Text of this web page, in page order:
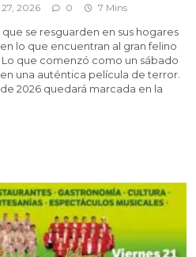
2026 0 7 Mins
se resguarden en sus hogares
lo que encuentran al gran felino
Lo que comenzó como un sábado
una auténtica película de terror.
2026 quedará marcada en la